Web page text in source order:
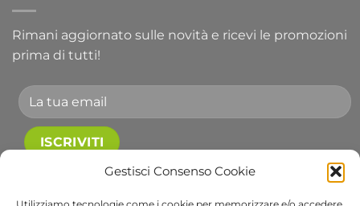
Gestisci Consenso Cookie
Rimani aggiornato sulle novità e ricevi le promozioni
prima di tutti!
Accetto le condizioni generali e di ricevere le